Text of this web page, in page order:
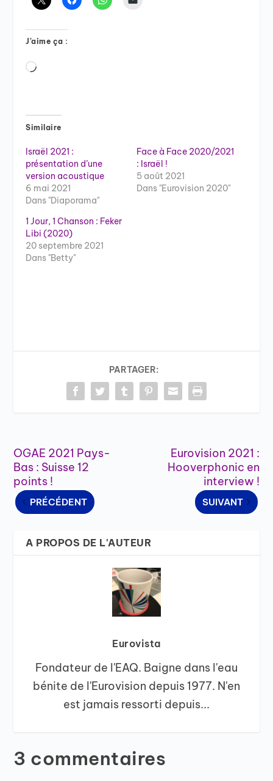
J’aime ça :
Chargement…
Similaire
Israël 2021 :
présentation d’une
version acoustique
6 mai 2021
Dans "Diaporama"
Face à Face 2020/2021
: Israël !
5 août 2021
Dans "Eurovision 2020"
1 Jour, 1 Chanson : Feker
Libi (2020)
20 septembre 2021
Dans "Betty"
PARTAGER:
OGAE 2021 Pays-
Bas : Suisse 12
points !
PRÉCÉDENT
Eurovision 2021 :
Hooverphonic en
interview !
SUIVANT
A PROPOS DE L'AUTEUR
Eurovista
Fondateur de l'EAQ. Baigne dans l'eau
bénite de l'Eurovision depuis 1977. N'en
est jamais ressorti depuis...
3 commentaires